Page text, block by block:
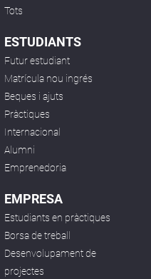
Tots
ESTUDIANTS
Futur estudiant
Matrícula nou ingrés
Beques i ajuts
Pràctiques
Internacional
Alumni
Emprenedoria
EMPRESA
Estudiants en pràctiques
Borsa de treball
Desenvolupament de
projectes